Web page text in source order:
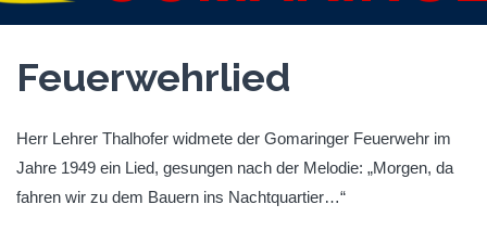
Feuerwehrlied
Herr Lehrer Thalhofer widmete der Gomaringer Feuerwehr im
Jahre 1949 ein Lied, gesungen nach der Melodie: „Morgen, da
fahren wir zu dem Bauern ins Nachtquartier…“